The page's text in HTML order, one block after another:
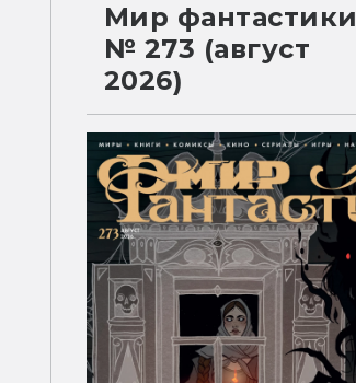
Мир фантастики
№ 273 (август
2026)